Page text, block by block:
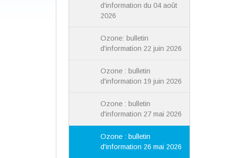
d'information du 04 août
2026
Ozone: bulletin
d'information 22 juin 2026
Ozone : bulletin
d'information 19 juin 2026
Ozone : bulletin
d'information 27 mai 2026
Ozone : bulletin
d'information 26 mai 2026